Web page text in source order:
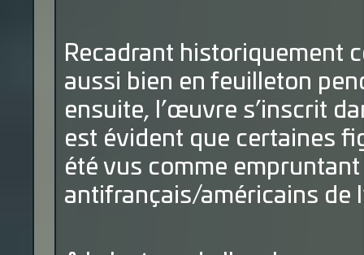
Recadrant historiquement
aussi bien en feuilleton
ensuite, l’œuvre s’inscrit
est évident que certaines
été vus comme
antifrançais/américains de